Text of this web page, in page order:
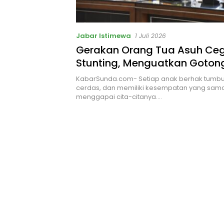
Jabar Istimewa 1 Juli 2026
Gerakan Orang Tua Asuh
Stunting, Menguatkan
Demi Masa Depan Anak
KabarSunda.com- Setiap anak berhak
cerdas, dan memiliki kesempatan yang
menggapai cita-citanya….